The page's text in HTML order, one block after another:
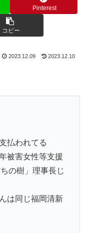
Pinterest
コピー
2023.12.09 2023.12.10
払われてる
被害女性等支援
の樹」理事長じ
は同じ福岡清新